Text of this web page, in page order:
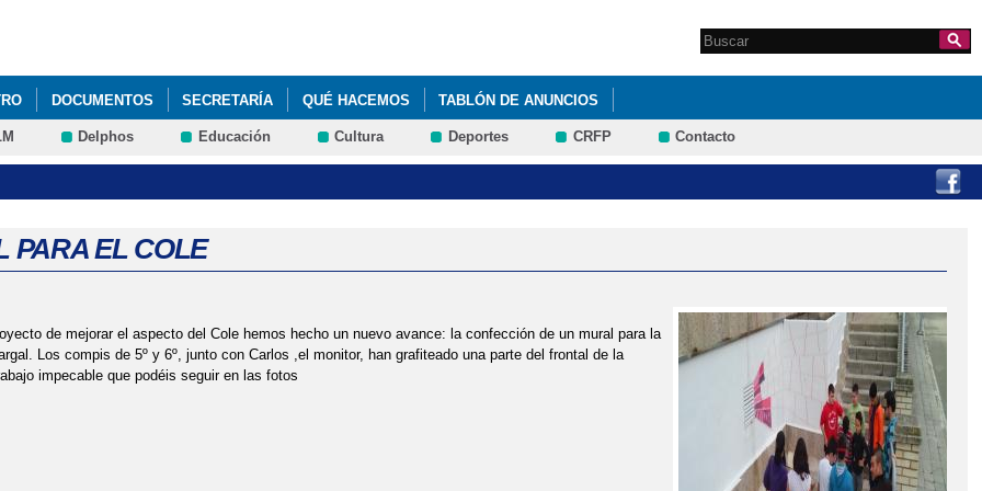
Formulario de
Search this site
DOCUMENTOS SECRETARÍA QUÉ HACEMOS TABLÓN DE ANUNCIOS
Delphos Educación Cultura Deportes CRFP Contacto
PARA EL COLE
de mejorar el aspecto del Cole hemos hecho un nuevo avance: la confección de un mural para la
Los compis de 5º y 6º, junto con Carlos ,el monitor, han grafiteado una parte del frontal de la
impecable que podéis seguir en las fotos